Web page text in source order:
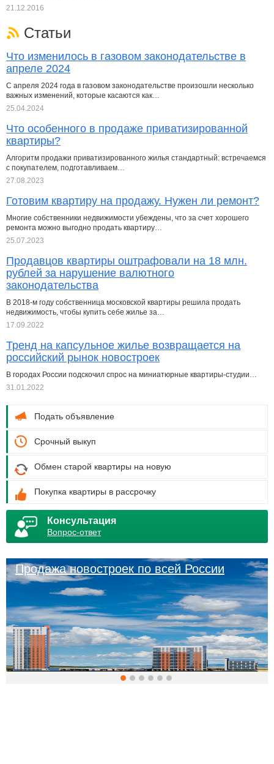
21.12.2016
Статьи
Что изменилось в газовом законодательстве в
апреле 2024
С апреля 2024 года в газовом законодательстве произошли несколько
важных изменений, которые касаются как…
25.04.2024
Что особенного в продаже приватизированной
квартиры?
Алгоритм продажи приватизированного жилья стандартный: встречаемся
с покупателем, подготавливаем…
27.08.2023
Готовим квартиру на продажу. Нужен ли ремонт?
Многие собственники недвижимости убеждены, что за счет хорошего
ремонта можно выгодно продать квартиру…
25.07.2023
Продавцов квартиры оштрафовали на 18 млн.
рублей за нарушение валютного
законодательства
В 2018-м году собственница московской квартиры решила продать
недвижимость, чтобы купить себе жилье за…
17.09.2022
Тренд на капсульное жилье возвращается на
российский рынок новостроек
В городах России подскочил спрос на миниатюрные квартиры-студии…
31.01.2022
Подать объявление
Срочный выкуп
Обмен старой квартиры на новую
Покупка квартиры в рассрочку
Консультация
Вопрос-ответ
Продажа новостроек по всей России